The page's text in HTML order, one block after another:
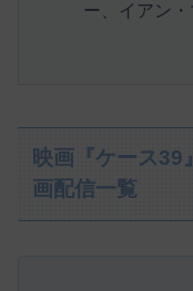
ー、イアン
映画『ケース39
画配信一覧